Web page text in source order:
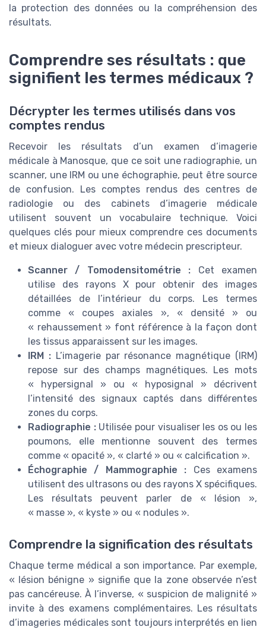
la protection des données ou la compréhension des
résultats.
Comprendre ses résultats : que
signifient les termes médicaux ?
Décrypter les termes utilisés dans vos
comptes rendus
Recevoir les résultats d’un examen d’imagerie
médicale à Manosque, que ce soit une radiographie, un
scanner, une IRM ou une échographie, peut être source
de confusion. Les comptes rendus des centres de
radiologie ou des cabinets d’imagerie médicale
utilisent souvent un vocabulaire technique. Voici
quelques clés pour mieux comprendre ces documents
et mieux dialoguer avec votre médecin prescripteur.
Scanner / Tomodensitométrie : Cet examen
utilise des rayons X pour obtenir des images
détaillées de l’intérieur du corps. Les termes
comme « coupes axiales », « densité » ou
« rehaussement » font référence à la façon dont
les tissus apparaissent sur les images.
IRM :L’imagerie par résonance magnétique (IRM)
repose sur des champs magnétiques. Les mots
« hypersignal » ou « hyposignal » décrivent
l’intensité des signaux captés dans différentes
zones du corps.
Radiographie :Utilisée pour visualiser les os ou les
poumons, elle mentionne souvent des termes
comme « opacité », « clarté » ou « calcification ».
Échographie / Mammographie : Ces examens
utilisent des ultrasons ou des rayons X spécifiques.
Les résultats peuvent parler de « lésion »,
« masse », « kyste » ou « nodules ».
Comprendre la signification des résultats
Chaque terme médical a son importance. Par exemple,
« lésion bénigne » signifie que la zone observée n’est
pas cancéreuse. À l’inverse, « suspicion de malignité »
invite à des examens complémentaires. Les résultats
d’imageries médicales sont toujours interprétés en lien